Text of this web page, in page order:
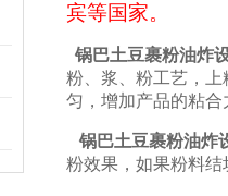
宾等国家。
锅巴土豆裹粉油炸
粉、浆、粉工艺，
匀，增加产品的粘
锅巴土豆裹粉油炸
粉效果，如果粉料